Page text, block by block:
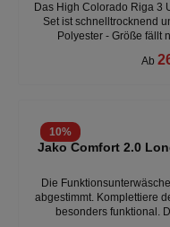
Das High Colorado Riga 3
Set ist schnelltrocknend
Polyester - Größe fällt
durch angeraute
Ab
10%
Jako Comfort 2.0
Die
abgestimmt. Komplettiere
besonders funktional.